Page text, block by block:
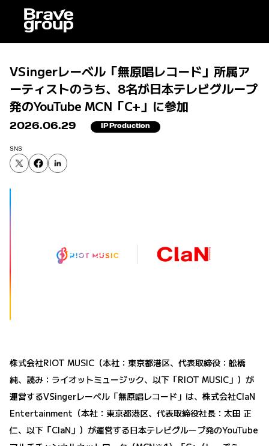
VSingerレーベル「無原唱レコード」所属ア
ーティストのうち、8名が日本テレビグループ
発のYouTube MCN「C+」に参加
2026.06.29 IP Production
SNS
株式会社RIOT MUSIC（本社：東京都港区、代表取締役：舩橋
純、読み：ライオットミュージック、以下「RIOT MUSIC」）が
運営するVSingerレーベル「無原唱レコード」は、株式会社ClaN
Entertainment（本社：東京都港区、代表取締役社長：太田 正
仁、以下「ClaN」）が運営する日本テレビグループ発のYouTube